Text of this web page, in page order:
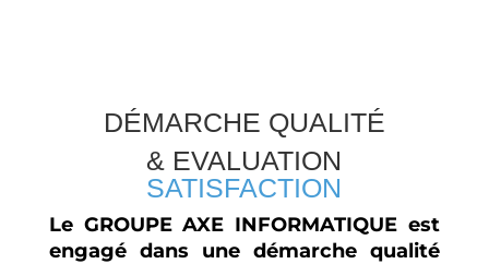
DÉMARCHE QUALITÉ
& EVALUATION
SATISFACTION
Le GROUPE AXE INFORMATIQUE est
engagé dans une démarche qualité